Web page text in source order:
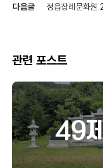
다음글 정읍장례문화원
관련 포스트